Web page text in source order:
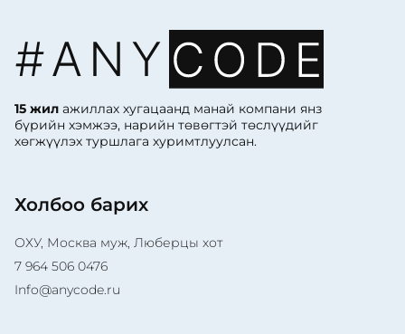
15 жил ажиллах хугацаанд манай компани янз
бүрийн хэмжээ, нарийн төвөгтэй төслүүдийг
хөгжүүлэх туршлага хуримтлуулсан.
Холбоо барих
ОХУ, Москва муж, Люберцы хот
7 964 506 0476
Info@anycode.ru